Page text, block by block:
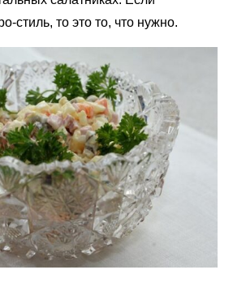
стиль, то это то, что нужно.